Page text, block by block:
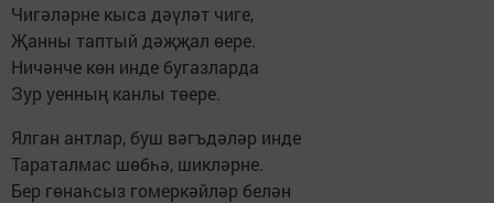
Чигәләрне кыса дәүләт чиге,
Җанны таптый дәҗҗал өере.
Ничәнче көн инде бугазларда
Зур уенның канлы төере.
Ялган антлар, буш вәгъдәләр инде
Тараталмас шөбһә, шикләрне.
Бер гөнаһсыз гомеркәйләр белән